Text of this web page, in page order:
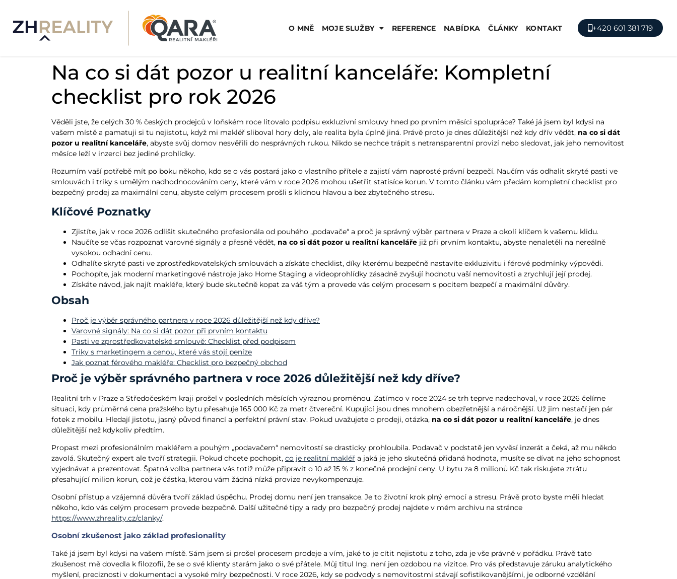
O MNĚ MOJE SLUŽBY REFERENCE NABÍDKA ČLÁNKY KONTAKT +420 601 381 719
Na co si dát pozor u realitní kanceláře: Kompletní
checklist pro rok 2026
Věděli jste, že celých 30 % českých prodejců v loňském roce litovalo podpisu exkluzivní smlouvy hned po prvním měsíci spolupráce? Také já jsem byl kdysi na
vašem místě a pamatuji si tu nejistotu, když mi makléř sliboval hory doly, ale realita byla úplně jiná. Právě proto je dnes důležitější než kdy dřív vědět, na co si dát
pozor u realitní kanceláře, abyste svůj domov nesvěřili do nesprávných rukou. Nikdo se nechce trápit s netransparentní provizí nebo sledovat, jak jeho nemovitost
měsíce leží v inzerci bez jediné prohlídky.
Rozumím vaší potřebě mít po boku někoho, kdo se o vás postará jako o vlastního přítele a zajistí vám naprosté právní bezpečí. Naučím vás odhalit skryté pasti ve
smlouvách i triky s umělým nadhodnocováním ceny, které vám v roce 2026 mohou ušetřit statisíce korun. V tomto článku vám předám kompletní checklist pro
bezpečný prodej za maximální cenu, abyste celým procesem prošli s klidnou hlavou a bez zbytečného stresu.
Klíčové Poznatky
Zjistíte, jak v roce 2026 odlišit skutečného profesionála od pouhého „podavače“ a proč je správný výběr partnera v Praze a okolí klíčem k vašemu klidu.
Naučíte se včas rozpoznat varovné signály a přesně vědět, na co si dát pozor u realitní kanceláře již při prvním kontaktu, abyste nenaletěli na nereálně
vysokou odhadní cenu.
Odhalíte skryté pasti ve zprostředkovatelských smlouvách a získáte checklist, díky kterému bezpečně nastavíte exkluzivitu i férové podmínky výpovědi.
Pochopíte, jak moderní marketingové nástroje jako Home Staging a videoprohlídky zásadně zvyšují hodnotu vaší nemovitosti a zrychlují její prodej.
Získáte návod, jak najít makléře, který bude skutečně kopat za váš tým a provede vás celým procesem s pocitem bezpečí a maximální důvěry.
Obsah
Proč je výběr správného partnera v roce 2026 důležitější než kdy dříve?
Varovné signály: Na co si dát pozor při prvním kontaktu
Pasti ve zprostředkovatelské smlouvě: Checklist před podpisem
Triky s marketingem a cenou, které vás stojí peníze
Jak poznat férového makléře: Checklist pro bezpečný obchod
Proč je výběr správného partnera v roce 2026 důležitější než kdy dříve?
Realitní trh v Praze a Středočeském kraji prošel v posledních měsících výraznou proměnou. Zatímco v roce 2024 se trh teprve nadechoval, v roce 2026 čelíme
situaci, kdy průměrná cena pražského bytu přesahuje 165 000 Kč za metr čtvereční. Kupující jsou dnes mnohem obezřetnější a náročnější. Už jim nestačí jen pár
fotek z mobilu. Hledají jistotu, jasný původ financí a perfektní právní stav. Pokud uvažujete o prodeji, otázka, na co si dát pozor u realitní kanceláře, je dnes
důležitější než kdykoliv předtím.
Propast mezi profesionálním makléřem a pouhým „podavačem“ nemovitostí se drasticky prohloubila. Podavač v podstatě jen vyvěsí inzerát a čeká, až mu někdo
zavolá. Skutečný expert ale tvoří strategii. Pokud chcete pochopit, co je realitní makléř a jaká je jeho skutečná přidaná hodnota, musíte se dívat na jeho schopnost
vyjednávat a prezentovat. Špatná volba partnera vás totiž může připravit o 10 až 15 % z konečné prodejní ceny. U bytu za 8 milionů Kč tak riskujete ztrátu
přesahující milion korun, což je částka, kterou vám žádná nízká provize nevykompenzuje.
Osobní přístup a vzájemná důvěra tvoří základ úspěchu. Prodej domu není jen transakce. Je to životní krok plný emocí a stresu. Právě proto byste měli hledat
někoho, kdo vás celým procesem provede bezpečně. Další užitečné tipy a rady pro bezpečný prodej najdete v mém archivu na stránce
https://www.zhreality.cz/clanky/.
Osobní zkušenost jako základ profesionality
Také já jsem byl kdysi na vašem místě. Sám jsem si prošel procesem prodeje a vím, jaké to je cítit nejistotu z toho, zda je vše právně v pořádku. Právě tato
zkušenost mě dovedla k filozofii, že se o své klienty starám jako o své přátele. Můj titul Ing. není jen ozdobou na vizitce. Pro vás představuje záruku analytického
myšlení, preciznosti v dokumentaci a vysoké míry bezpečnosti. V roce 2026, kdy se podvody s nemovitostmi stávají sofistikovanějšími, je odborné vzdělání